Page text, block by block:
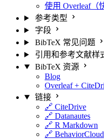
使用 Overleaf（
参考类型
字段
BibTeX 常见问题
引用和参考文献样
BibTeX 资源
Blog
Overleaf +
链接
🔗 CiteDrive
🔗 Datanautes
🔗 R Markdown
🔗 BehaviorCloud